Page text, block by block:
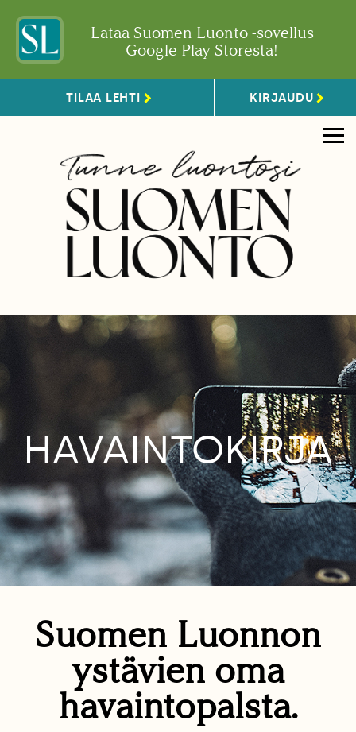
Lataa Suomen Luonto -sovellus
Google Play Storesta!
TILAA LEHTI KIRJAUDU
HAVAINTOKIRJA
Suomen Luonnon
ystävien oma
havaintopalsta.